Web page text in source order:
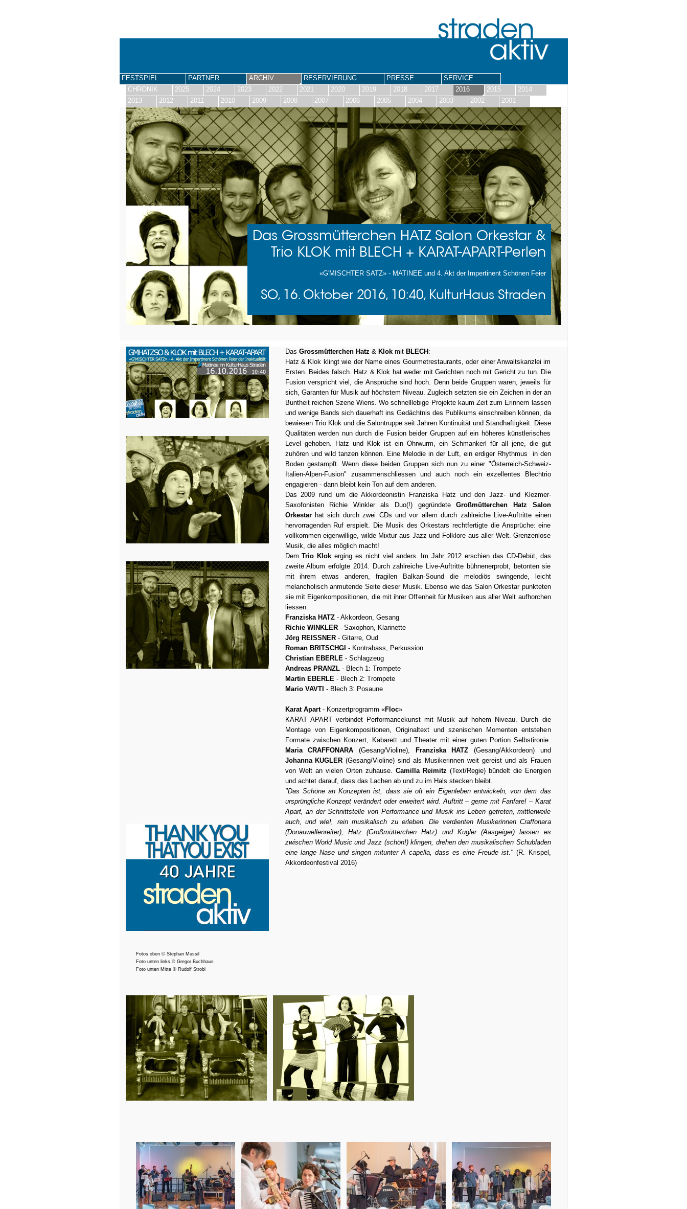
FESTSPIEL PARTNER ARCHIV RESERVIERUNG PRESSE
SERVICE
CHRONIK
2025 2024 2023 2022 2021 2020 2019 2018 2017 2016 2015
2014
2013
2012 2011 2010 2009 2008 2007 2006 2005 2004 2003 2002 2001
Das Grossmütterchen HATZ Salon Orkestar &
Trio KLOK mit BLECH + KARAT-APART-Perlen
«G'MISCHTER SATZ» - MATINEE und 4. Akt der Impertinent Schönen Feier
SO, 16. Oktober 2016, 10:40, KulturHaus Straden
Fotos oben © Stephan Mussil
Foto unten links © Gregor Buchhaus
Foto unten Mitte © Rudolf Strobl
Das Grossmütterchen Hatz & Klokmit BLECH :
Hatz & Klok klingt wie der Name eines Gourmetrestaurants, oder einer Anwaltskanzlei im
Ersten. Beides falsch. Hatz & Klok hat weder mit Gerichten noch mit Gericht zu tun. Die
Fusion verspricht viel, die Ansprüche sind hoch. Denn beide Gruppen waren, jeweils für
sich, Garanten für Musik auf höchstem Niveau. Zugleich setzten sie ein Zeichen in der an
Buntheit reichen Szene Wiens. Wo schnelllebige Projekte kaum Zeit zum Erinnern lassen
und wenige Bands sich dauerhaft ins Gedächtnis des Publikums einschreiben können, da
bewiesen Trio Klok und die Salontruppe seit Jahren Kontinuität und Standhaftigkeit. Diese
Qualitäten werden nun durch die Fusion beider Gruppen auf ein höheres künstlerisches
Level gehoben. Hatz und Klok ist ein Ohrwurm, ein Schmankerl für all jene, die gut
zuhören und wild tanzen können. Eine Melodie in der Luft, ein erdiger Rhythmus in den
Boden gestampft. Wenn diese beiden Gruppen sich nun zu einer "Österreich-Schweiz-
Italien-Alpen-Fusion" zusammenschliessen und auch noch ein exzellentes Blechtrio
engagieren - dann bleibt kein Ton auf dem anderen.
Das 2009 rund um die Akkordeonistin Franziska Hatz und den Jazz- und Klezmer-
Saxofonisten Richie Winkler als Duo(!) gegründeteGroßmütterchen Hatz Salon
Orkestar hat sich durch zwei CDs und vor allem durch zahlreiche Live-Auftritte einen
hervorragenden Ruf erspielt. Die Musik des Orkestars rechtfertigte die Ansprüche: eine
vollkommen eigenwillige, wilde Mixtur aus Jazz und Folklore aus aller Welt. Grenzenlose
Musik, die alles möglich macht!
DemTrio Klokerging es nicht viel anders. Im Jahr 2012 erschien das CD-Debüt, das
zweite Album erfolgte 2014. Durch zahlreiche Live-Auftritte bühnenerprobt, betonten sie
mit ihrem etwas anderen, fragilen Balkan-Sound die melodiös swingende, leicht
melancholisch anmutende Seite dieser Musik. Ebenso wie das Salon Orkestar punkteten
sie mit Eigenkompositionen, die mit ihrer Offenheit für Musiken aus aller Welt aufhorchen
liessen.
Franziska HATZ - Akkordeon, Gesang
Richie WINKLER - Saxophon, Klarinette
Jörg REISSNER- Gitarre, Oud
Roman BRITSCHGI - Kontrabass, Perkussion
Christian EBERLE - Schlagzeug
Andreas PRANZL- Blech 1: Trompete
Martin EBERLE- Blech 2: Trompete
Mario VAVTI - Blech 3: Posaune
Karat Apart- Konzertprogramm «Floc»
KARAT APART verbindet Performancekunst mit Musik auf hohem Niveau. Durch die
Montage von Eigenkompositionen, Originaltext und szenischen Momenten entstehen
Formate zwischen Konzert, Kabarett und Theater mit einer guten Portion Selbstironie.
Maria CRAFFONARA (Gesang/Violine), Franziska HATZ (Gesang/Akkordeon) und
Johanna KUGLER(Gesang/Violine) sind als Musikerinnen weit gereist und als Frauen
von Welt an vielen Orten zuhause. Camilla Reimitz (Text/Regie) bündelt die Energien
und achtet darauf, dass das Lachen ab und zu im Hals stecken bleibt.
"Das Schöne an Konzepten ist, dass sie oft ein Eigenleben entwickeln, von dem das
ursprüngliche Konzept verändert oder erweitert wird. Auftritt – gerne mit Fanfare! – Karat
Apart, an der Schnittstelle von Performance und Musik ins Leben getreten, mittlerweile
auch, und wie!, rein musikalisch zu erleben. Die verdienten Musikerinnen Craffonara
(Donauwellenreiter), Hatz (Großmütterchen Hatz) und Kugler (Aasgeiger) lassen es
zwischen World Music und Jazz (schön!) klingen, drehen den musikalischen Schubladen
eine lange Nase und singen mitunter A capella, dass es eine Freude ist." (R. Krispel,
Akkordeonfestival 2016)